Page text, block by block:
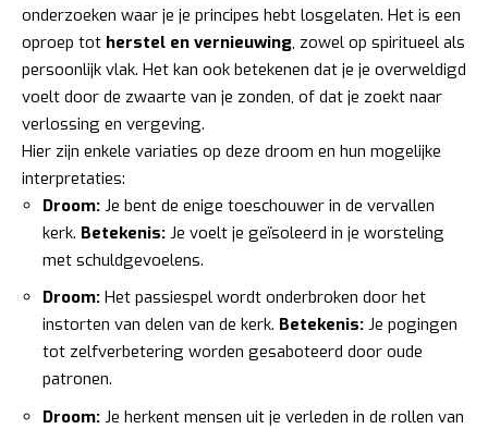
onderzoeken waar je je principes hebt losgelaten. Het is een
oproep tot herstel en vernieuwing, zowel op spiritueel als
persoonlijk vlak. Het kan ook betekenen dat je je overweldigd
voelt door de zwaarte van je zonden, of dat je zoekt naar
verlossing en vergeving.
Hier zijn enkele variaties op deze droom en hun mogelijke
interpretaties:
Droom: Je bent de enige toeschouwer in de vervallen
kerk. Betekenis: Je voelt je geïsoleerd in je worsteling
met schuldgevoelens.
Droom: Het passiespel wordt onderbroken door het
instorten van delen van de kerk. Betekenis: Je pogingen
tot zelfverbetering worden gesaboteerd door oude
patronen.
Droom: Je herkent mensen uit je verleden in de rollen van